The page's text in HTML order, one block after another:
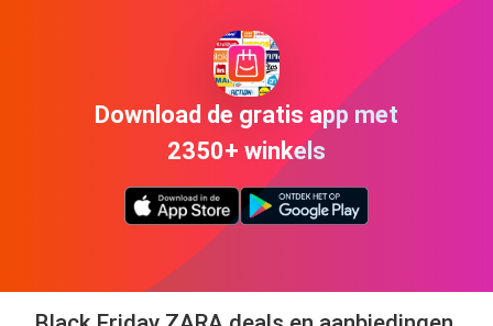
Download de gratis app met
2350+ winkels